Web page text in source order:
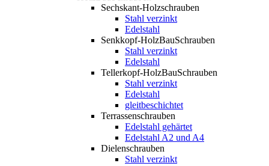
Sechskant-Holzschrauben
Stahl verzinkt
Edelstahl
Senkkopf-HolzBauSchrauben
Stahl verzinkt
Edelstahl
Tellerkopf-HolzBauSchrauben
Stahl verzinkt
Edelstahl
gleitbeschichtet
Terrassenschrauben
Edelstahl gehärtet
Edelstahl A2 und A4
Dielenschrauben
Stahl verzinkt